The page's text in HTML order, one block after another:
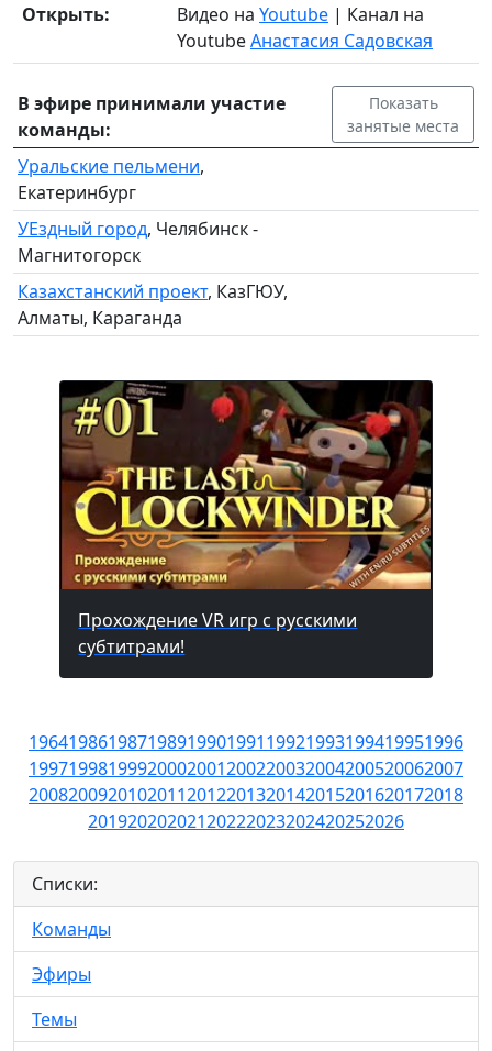
Открыть:
Видео на Youtube | Канал на
YoutubeАнастасия Садовская
В эфире принимали участие
команды:
Показать
занятые места
Уральские пельмени,
Екатеринбург
УЕздный город, Челябинск -
Магнитогорск
Казахстанский проект, КазГЮУ,
Алматы, Караганда
Прохождение VR игр с русскими
субтитрами!
19641986198719891990199119921993199419951996
19971998199920002001200220032004200520062007
20082009201020112012201320142015201620172018
20192020202120222023202420252026
Списки:
Команды
Эфиры
Темы